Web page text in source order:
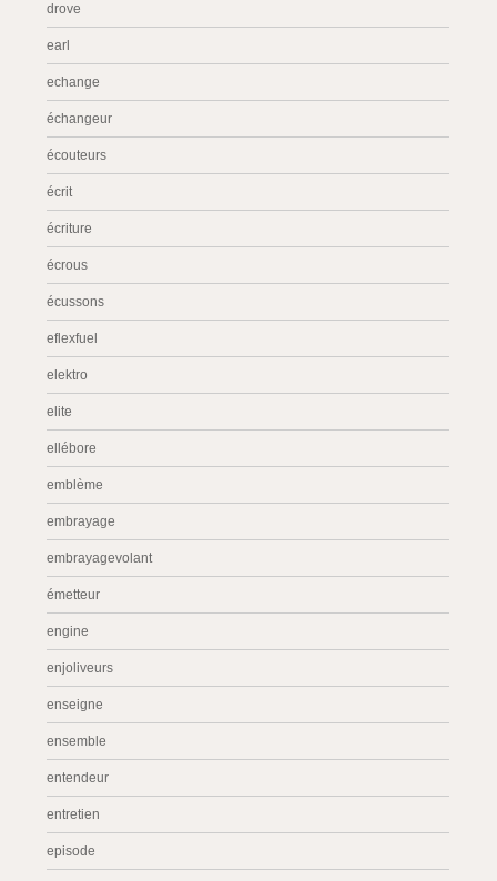
drove
earl
echange
échangeur
écouteurs
écrit
écriture
écrous
écussons
eflexfuel
elektro
elite
ellébore
emblème
embrayage
embrayagevolant
émetteur
engine
enjoliveurs
enseigne
ensemble
entendeur
entretien
episode